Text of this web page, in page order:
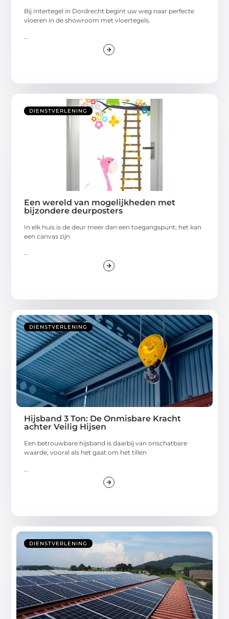
Bij Intertegel in Dordrecht begint uw weg naar perfecte
vloeren in de showroom met vloertegels.
DIENSTVERLENING
Een wereld van mogelijkheden met
bijzondere deurposters
In elk huis is de deur meer dan een toegangspunt; het kan
een canvas zijn
...
DIENSTVERLENING
Hijsband 3 Ton: De Onmisbare Kracht
achter Veilig Hijsen
Een betrouwbare hijsband is daarbij van onschatbare
waarde, vooral als het gaat om het tillen
DIENSTVERLENING